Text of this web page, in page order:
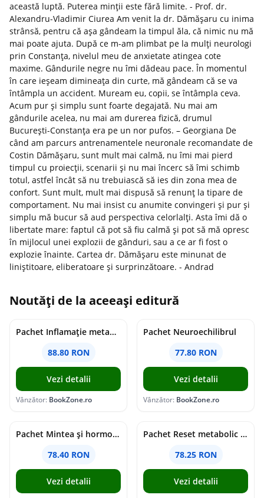
această luptă. Puterea minții este fără limite. - Prof. dr.
Alexandru-Vladimir Ciurea Am venit la dr. Dămășaru cu inima
strânsă, pentru că așa gândeam la timpul ăla, că nimic nu mă
mai poate ajuta. După ce m-am plimbat pe la mulți neurologi
prin Constanța, nivelul meu de anxietate atingea cote
maxime. Gândurile negre nu îmi dădeau pace. În momentul
în care ieșeam dimineața din curte, mă gândeam că se va
întâmpla un accident. Muream eu, copii, se întâmpla ceva.
Acum pur și simplu sunt foarte degajată. Nu mai am
gândurile acelea, nu mai am durerea fizică, drumul
București-Constanța era pe un nor pufos. – Georgiana De
când am parcurs antrenamentele neuronale recomandate de
Costin Dămășaru, sunt mult mai calmă, nu îmi mai pierd
timpul cu proiecții, scenarii și nu mai încerc să îmi schimb
totul, astfel încât să nu trebuiască să ies din zona mea de
confort. Sunt mult, mult mai dispusă să renunț la tipare de
comportament. Nu mai insist cu anumite convingeri și pur și
simplu mă bucur să aud perspectiva celorlalți. Asta îmi dă o
libertate mare: faptul că pot să fiu calmă și pot să mă opresc
în mijlocul unei explozii de gânduri, sau a ce ar fi fost o
explozie înainte. Cartea dr. Dămășaru este minunat de
liniștitoare, eliberatoare și surprinzătoare. - Andrad
Noutăți de la aceeași editură
Pachet Inflamație metabolism și creier
88.80 RON
Vezi detalii
Vânzător: BookZone.ro
Pachet Neuroechilibrul
77.80 RON
Vezi detalii
Vânzător: BookZone.ro
Pachet Mintea și hormonii tăi
78.40 RON
Vezi detalii
Pachet Reset metabolic complet
78.25 RON
Vezi detalii